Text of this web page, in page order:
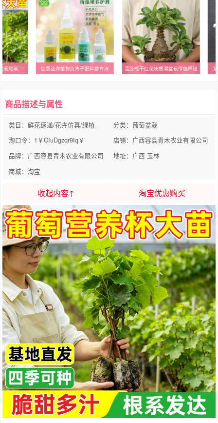
栽地栽 创意迷你植物负离子肥料营养液 温莎瓶干红花块根潮盆栽绿植棒槌
商品描述与属性
类目：鲜花速递/花卉仿真/绿植园艺
分类：葡萄盆栽
淘口令：1￥CIuDgzqr9Iq￥
店铺：广西容县青木农业有限公司
品牌：广西容县青木农业有限公司
地址：广西 玉林
商城：淘宝
收起内容↑ 淘宝优惠购买